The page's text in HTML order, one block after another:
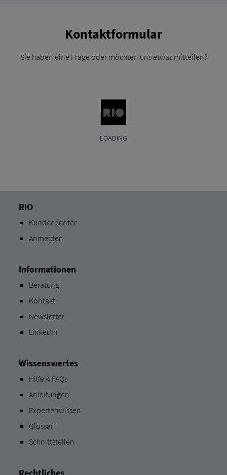
Kontaktformular
Sie haben eine Frage oder möchten uns etwas mitteilen?
RIO
Kundencenter
Anmelden
Informationen
Beratung
Kontakt
Newsletter
LinkedIn
Wissenswertes
Hilfe & FAQs
Anleitungen
Expertenwissen
Glossar
Schnittstellen